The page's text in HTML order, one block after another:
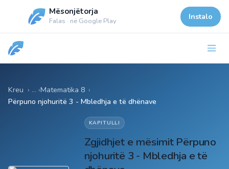
Mësonjëtorja
Falas · në Google Play Instalo
Kreu Matematika 8 ›
Përpuno njohuritë 3 - Mbledhja e të dhënave
KAPITULLI
Zgjidhjet e mësimit Përpuno
njohuritë 3 - Mbledhja e të